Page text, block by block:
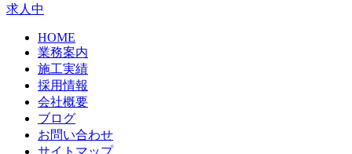
求人中
HOME
業務案内
施工実績
採用情報
会社概要
ブログ
お問い合わせ
サイトマップ